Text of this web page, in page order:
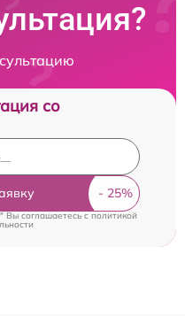
со
Вы соглашаетесь cполитикой